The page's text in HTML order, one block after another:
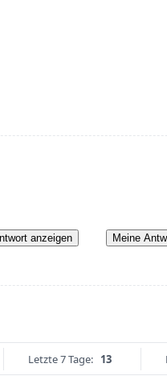
anzeigen Meine
Letzte 7 Tage: 13